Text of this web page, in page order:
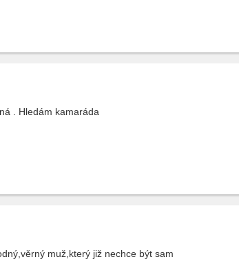
. Hledám kamaráda
muž,který již nechce být sam